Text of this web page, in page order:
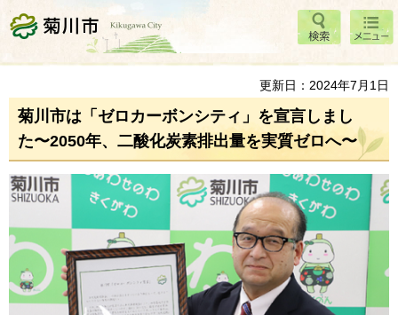
菊川市 検索
メニ
ュー
更新日：2024年7月1日
菊川市は「ゼロカーボンシティ」を宣言しまし
た〜2050年、二酸化炭素排出量を実質ゼロへ〜